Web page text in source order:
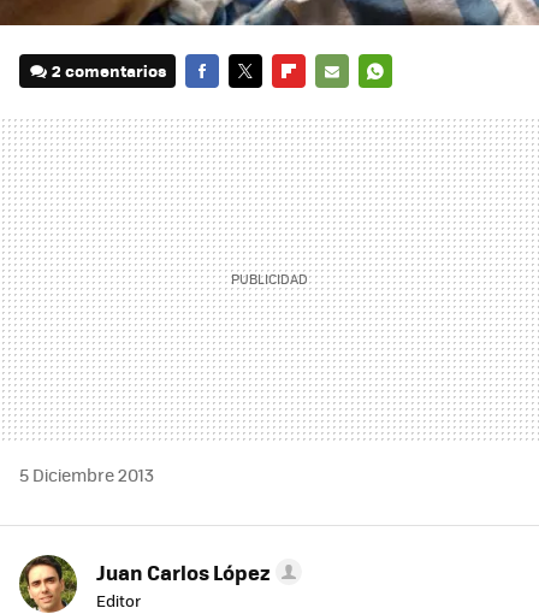
2 comentarios
MAIL
5 Diciembre 2013
Juan Carlos López
Editor